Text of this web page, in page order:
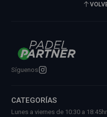
Síguenos
CATEGORÍAS
Lunes a viernes de 10:30 a